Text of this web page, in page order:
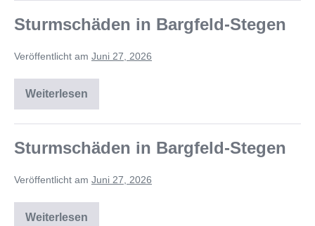
Sturmschäden in Bargfeld-Stegen
Veröffentlicht am Juni 27, 2026
Weiterlesen
Sturmschäden in Bargfeld-Stegen
Veröffentlicht am Juni 27, 2026
Weiterlesen